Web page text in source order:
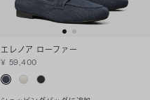
エレノア ローファー
¥ 59,400